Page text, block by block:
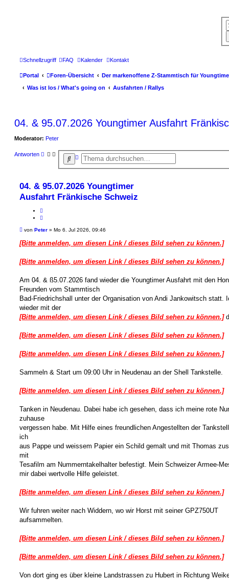
Schnellzugriff FAQ Kalender Kontakt
Portal Foren-Übersicht
Der markenoffene Z-Stammtisch für
Was ist los / What's going on
Ausfahrten / Rallys
04. & 95.07.2026 Youngtimer Ausfahrt
Moderator: Peter
Antworten
S
u
h
e
E
w
t
e
r
c
e
04. & 95.07.2026 Youngtimer
Ausfahrt Fränkische Schweiz
d
n
t
e
e
B
i
t
a
g
von Peter » Mo 6. Jul 2026, 09:46
[Bitte anmelden, um diesen Link / dieses Bild sehen zu können.]
[Bitte anmelden, um diesen Link / dieses Bild sehen zu können.]
Am 04. & ß5.07.2026 fand wieder die Youngtimer Ausfahrt mit den
Freunden vom Stammtisch
Bad-Friedrichshall unter der Organisation von Andi Jankowitsch statt.
wieder mit der
[Bitte anmelden, um diesen Link / dieses Bild sehen zu können.]
[Bitte anmelden, um diesen Link / dieses Bild sehen zu können.]
[Bitte anmelden, um diesen Link / dieses Bild sehen zu können.]
Sammeln & Start um 09:00 Uhr in Neudenau an der Shell Tankstelle.
[Bitte anmelden, um diesen Link / dieses Bild sehen zu können.]
Tanken in Neudenau. Dabei habe ich gesehen, dass ich meine rote
zuhause
vergessen habe. Mit Hilfe eines freundlichen Angestellten der
ich
aus Pappe und weissem Papier ein Schild gemalt und mit Thomas
mit
Tesafilm am Nummerntakelhalter befestigt. Mein Schweizer Armee-
mir dabei wertvolle Hilfe geleistet.
[Bitte anmelden, um diesen Link / dieses Bild sehen zu können.]
Wir fuhren weiter nach Widdern, wo wir Horst mit seiner GPZ750UT
aufsammelten.
[Bitte anmelden, um diesen Link / dieses Bild sehen zu können.]
[Bitte anmelden, um diesen Link / dieses Bild sehen zu können.]
Von dort ging es über kleine Landstrassen zu Hubert in Richtung